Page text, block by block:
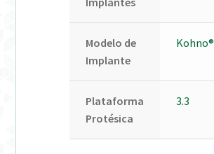
Modelo de
Implante
Kohno®
Plataforma
Protésica
3.3